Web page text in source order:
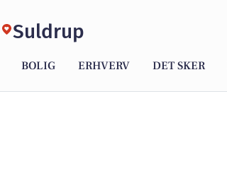
Suldrup
BOLIG ERHVERV DET SKER